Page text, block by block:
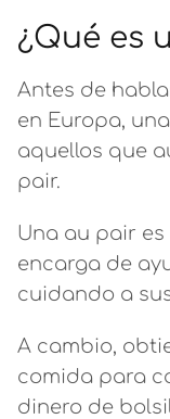
¿Qué es
Antes de
en Europa,
aquellos que
pair.
Una au pair
encarga de
cuidando a
A cambio,
comida para
dinero de